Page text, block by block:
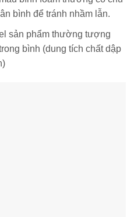
bình để tránh nhầm lẫn.
sản phẩm thường tượng
bình (dung tích chất dập